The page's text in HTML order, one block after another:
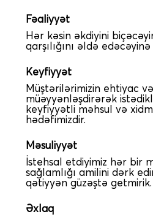
Fəaliyyət
Hər kəsin əkdiyini
qarşılığını əldə edəcəyinə
Keyfiyyət
Müştərilərimizin ehtiyac
müəyyənləşdirərək
keyfiyyətli məhsul və
hədəfimizdir.
Məsuliyyət
İstehsal etdiyimiz hər bir
sağlamlığı amilini dərk
qətiyyən güzəştə getmirik.
Əxlaq